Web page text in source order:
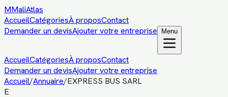
MMaliAtlas
AccueilCatégoriesÀ proposContact
Demander un devisAjouter votre entreprise Menu
AccueilCatégoriesÀ proposContact
Demander un devisAjouter votre entreprise
Accueil/Annuaire/EXPRESS BUS SARL
E